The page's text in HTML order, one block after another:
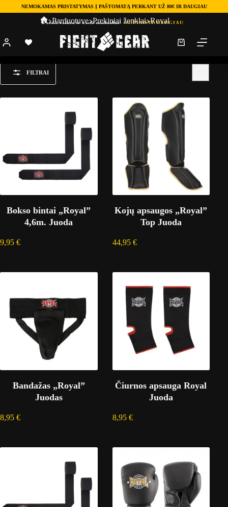
NEMOKAMAS PRISTATYMAS Į PAŠTOMATĄ PERKANT UŽ 80€ IR DAUGIAU
Kaupk taškus ir gauk nuolaidas! SUŽINOTI DAUGIAU
Parduotuve Prekiniai ženklai Royal
FILTRAI
Bokso bintai „Royal”
4,6m. Juoda
9,95 €
Kojų apsaugos „Royal”
Top Juoda
44,95 €
Bandažas „Royal”
Juodas
8,95 €
Čiurnos apsauga Royal
Juoda
8,95 €